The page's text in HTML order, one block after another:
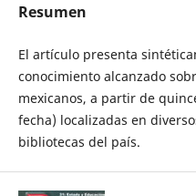
Resumen
El artículo presenta
conocimiento alcanzado
mexicanos, a partir de
fecha) localizadas en
bibliotecas del país.